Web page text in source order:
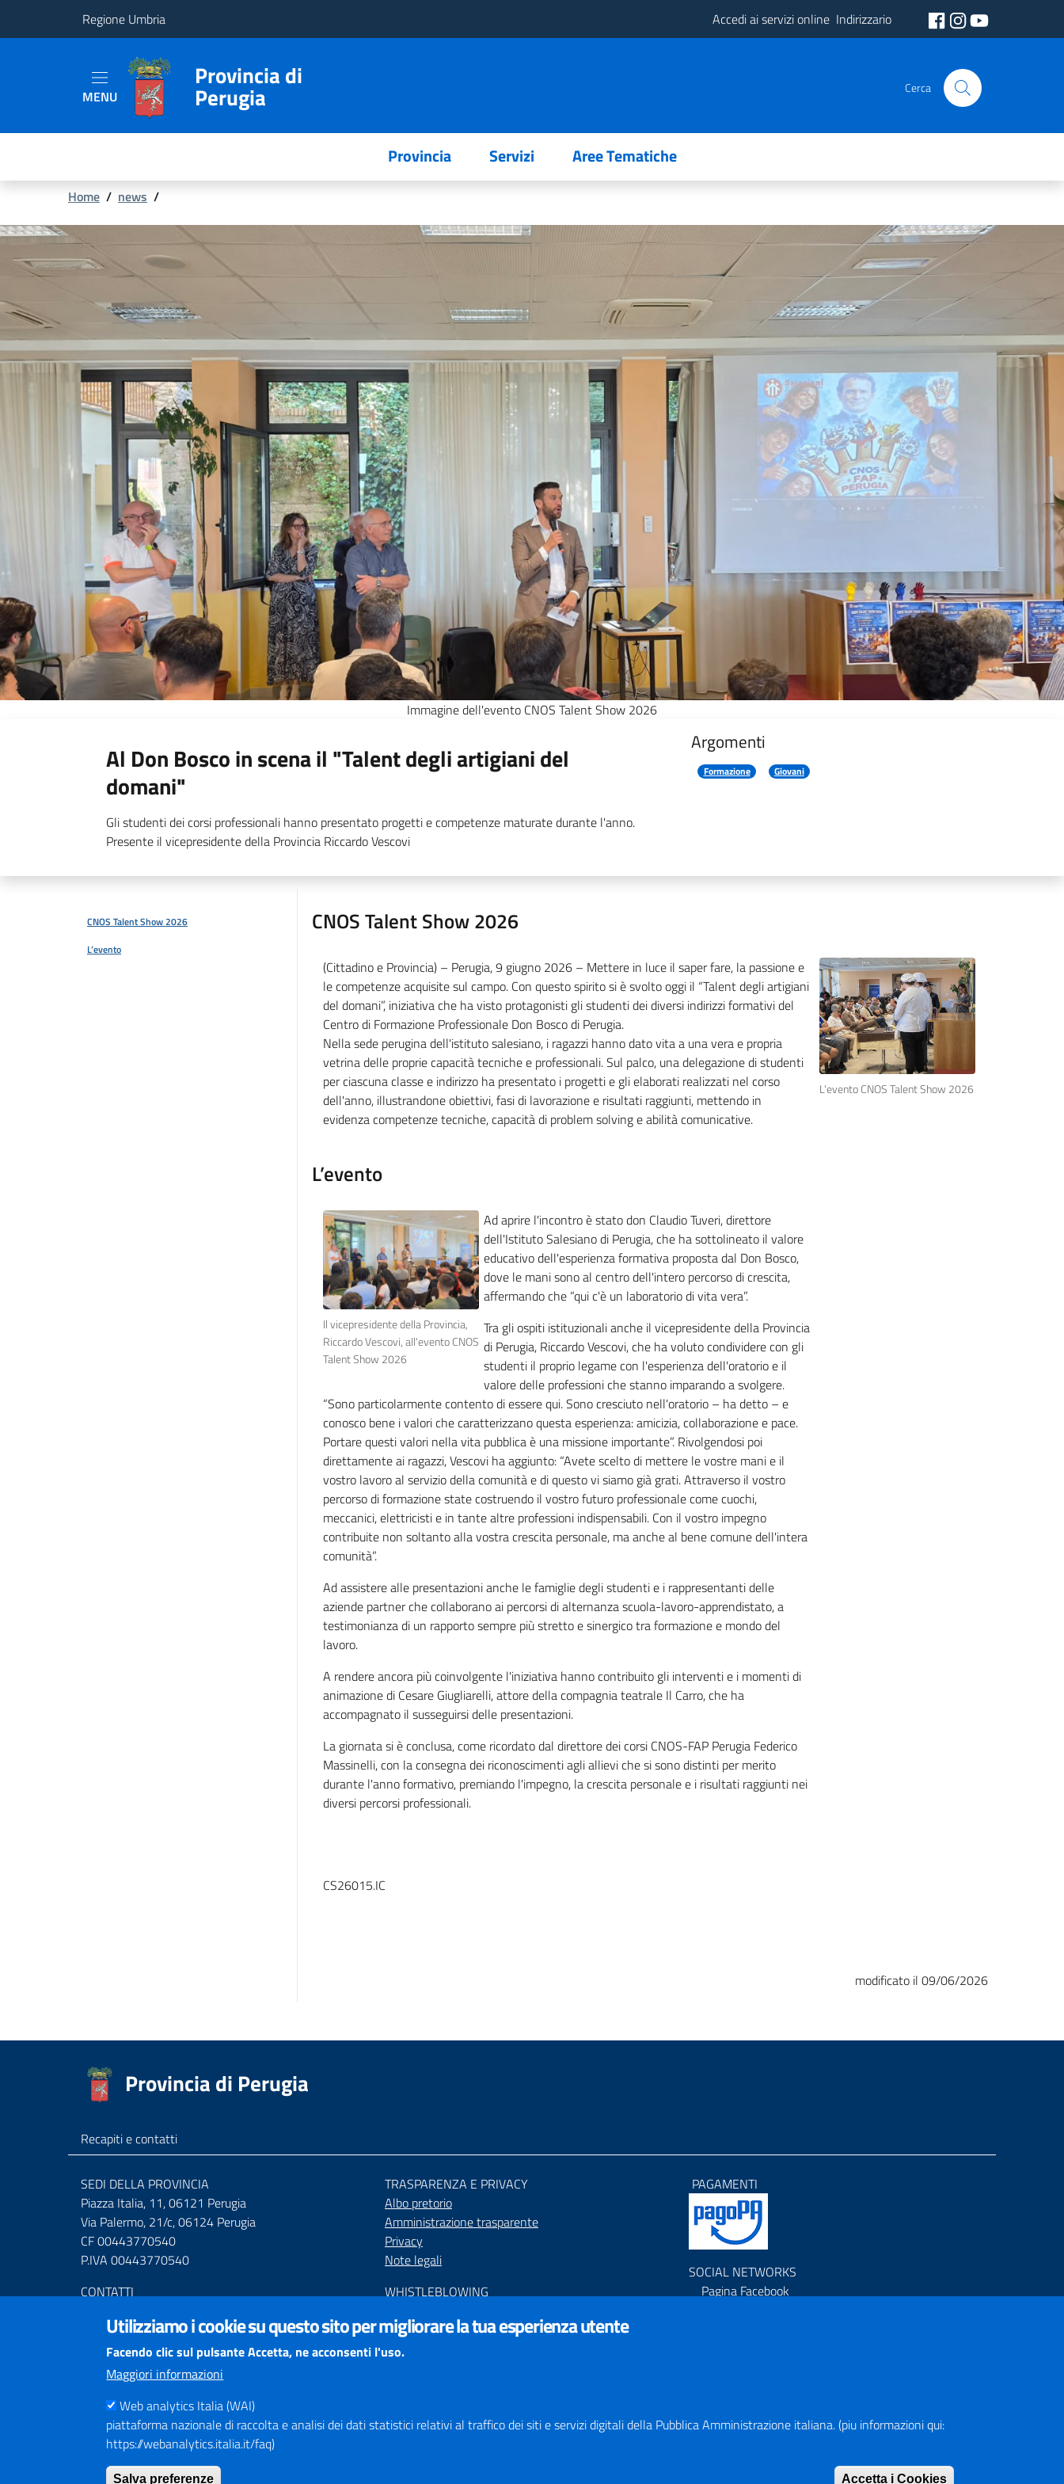
Regione Umbria Accedi ai servizi online Indirizzario
Tematiche
MENU
Provincia di
Perugia Cerca
Provincia Servizi Aree Tematiche
Briciole
di
pane
Home / news /
Immagine dell'evento CNOS Talent Show 2026
Al Don Bosco in scena il "Talent degli artigiani del
domani"
Gli studenti dei corsi professionali hanno presentato progetti e competenze maturate durante l'anno.
Presente il vicepresidente della Provincia Riccardo Vescovi
Argomenti
Formazione Giovani
CNOS Talent Show 2026
L’evento
CNOS Talent Show 2026
L'evento CNOS Talent Show 2026
(Cittadino e Provincia) – Perugia, 9 giugno 2026 – Mettere in luce il saper fare, la passione e
le competenze acquisite sul campo. Con questo spirito si è svolto oggi il “Talent degli artigiani
del domani”, iniziativa che ha visto protagonisti gli studenti dei diversi indirizzi formativi del
Centro di Formazione Professionale Don Bosco di Perugia.
Nella sede perugina dell'istituto salesiano, i ragazzi hanno dato vita a una vera e propria
vetrina delle proprie capacità tecniche e professionali. Sul palco, una delegazione di studenti
per ciascuna classe e indirizzo ha presentato i progetti e gli elaborati realizzati nel corso
dell'anno, illustrandone obiettivi, fasi di lavorazione e risultati raggiunti, mettendo in
evidenza competenze tecniche, capacità di problem solving e abilità comunicative.
L’evento
Il vicepresidente della Provincia,
Riccardo Vescovi, all'evento CNOS
Talent Show 2026
Ad aprire l'incontro è stato don Claudio Tuveri, direttore
dell'Istituto Salesiano di Perugia, che ha sottolineato il valore
educativo dell'esperienza formativa proposta dal Don Bosco,
dove le mani sono al centro dell'intero percorso di crescita,
affermando che “qui c'è un laboratorio di vita vera”.
Tra gli ospiti istituzionali anche il vicepresidente della Provincia
di Perugia, Riccardo Vescovi, che ha voluto condividere con gli
studenti il proprio legame con l'esperienza dell'oratorio e il
valore delle professioni che stanno imparando a svolgere.
“Sono particolarmente contento di essere qui. Sono cresciuto nell'oratorio – ha detto – e
conosco bene i valori che caratterizzano questa esperienza: amicizia, collaborazione e pace.
Portare questi valori nella vita pubblica è una missione importante”. Rivolgendosi poi
direttamente ai ragazzi, Vescovi ha aggiunto: “Avete scelto di mettere le vostre mani e il
vostro lavoro al servizio della comunità e di questo vi siamo già grati. Attraverso il vostro
percorso di formazione state costruendo il vostro futuro professionale come cuochi,
meccanici, elettricisti e in tante altre professioni indispensabili. Con il vostro impegno
contribuite non soltanto alla vostra crescita personale, ma anche al bene comune dell'intera
comunità”.
Ad assistere alle presentazioni anche le famiglie degli studenti e i rappresentanti delle
aziende partner che collaborano ai percorsi di alternanza scuola-lavoro-apprendistato, a
testimonianza di un rapporto sempre più stretto e sinergico tra formazione e mondo del
lavoro.
A rendere ancora più coinvolgente l'iniziativa hanno contribuito gli interventi e i momenti di
animazione di Cesare Giugliarelli, attore della compagnia teatrale Il Carro, che ha
accompagnato il susseguirsi delle presentazioni.
La giornata si è conclusa, come ricordato dal direttore dei corsi CNOS-FAP Perugia Federico
Massinelli, con la consegna dei riconoscimenti agli allievi che si sono distinti per merito
durante l'anno formativo, premiando l'impegno, la crescita personale e i risultati raggiunti nei
diversi percorsi professionali.
CS26015.IC
modificato il 09/06/2026
Provincia di Perugia
Recapiti e contatti
SEDI DELLA PROVINCIA
Piazza Italia, 11, 06121 Perugia
Via Palermo, 21/c, 06124 Perugia
CF 00443770540
P.IVA 00443770540
CONTATTI
Numero Verde 800.01.3474
Mail URPurprov@provincia.perugia.it
Posta elettronica certificata (PEC)
provincia.perugia@postacert.umbria.it
Altri indirizzi PEC della Provincia di Perugia
Centrale Operativa Polizia provinciale 075.32111
Emergenza Stradale 335.6425246
TRASPARENZA E PRIVACY
Albo pretorio
Amministrazione trasparente
Privacy
Note legali
WHISTLEBLOWING
ACCESSIBILIT
Dichiarazione di accessibilità
Responsabile del Procedimento di Pubblicazione (RPP)
PAGAMENTI
SOCIAL NETWORKS
Pagina Facebook
Utilizziamo i cookie su questo sito per migliorare la tua esperienza utente
Facendo clic sul pulsante Accetta, ne acconsenti l'uso.
Maggiori informazioni
Web analytics Italia (WAI)
piattaforma nazionale di raccolta e analisi dei dati statistici relativi al traffico dei siti e servizi digitali della Pubblica Amministrazione italiana. (piu informazioni qui:
https://webanalytics.italia.it/faq)
Salva preferenze Accetta i Cookies